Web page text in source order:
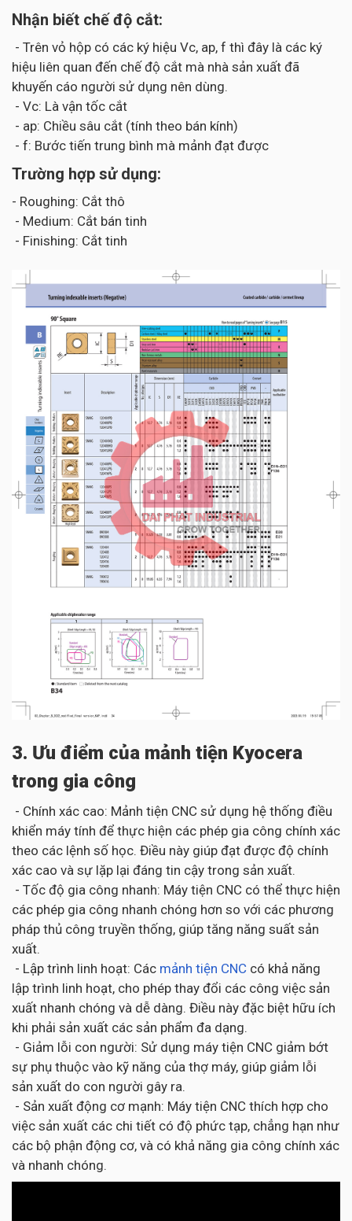
Nhận biết chế độ cắt:
- Trên vỏ hộp có các ký hiệu Vc, ap, f thì đây là các ký
hiệu liên quan đến chế độ cắt mà nhà sản xuất đã
khuyến cáo người sử dụng nên dùng.
- Vc: Là vận tốc cắt
- ap: Chiều sâu cắt (tính theo bán kính)
- f: Bước tiến trung bình mà mảnh đạt được
Trường hợp sử dụng:
- Roughing: Cắt thô
- Medium: Cắt bán tinh
- Finishing: Cắt tinh
3. Ưu điểm của mảnh tiện Kyocera
trong gia công
- Chính xác cao: Mảnh tiện CNC sử dụng hệ thống điều
khiển máy tính để thực hiện các phép gia công chính xác
theo các lệnh số học. Điều này giúp đạt được độ chính
xác cao và sự lặp lại đáng tin cậy trong sản xuất.
- Tốc độ gia công nhanh: Máy tiện CNC có thể thực hiện
các phép gia công nhanh chóng hơn so với các phương
pháp thủ công truyền thống, giúp tăng năng suất sản
xuất.
- Lập trình linh hoạt: Các mảnh tiện CNC có khả năng
lập trình linh hoạt, cho phép thay đổi các công việc sản
xuất nhanh chóng và dễ dàng. Điều này đặc biệt hữu ích
khi phải sản xuất các sản phẩm đa dạng.
- Giảm lỗi con người: Sử dụng máy tiện CNC giảm bớt
sự phụ thuộc vào kỹ năng của thợ máy, giúp giảm lỗi
sản xuất do con người gây ra.
- Sản xuất động cơ mạnh: Máy tiện CNC thích hợp cho
việc sản xuất các chi tiết có độ phức tạp, chẳng hạn như
các bộ phận động cơ, và có khả năng gia công chính xác
và nhanh chóng.